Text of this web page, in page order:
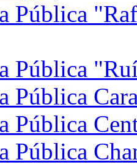
Pública
Pública
Pública
Pública
Pública